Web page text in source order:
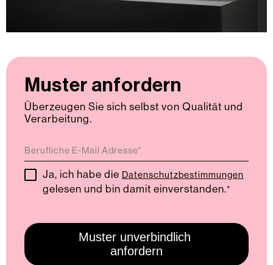
Muster anfordern
Überzeugen Sie sich selbst von Qualität und
Verarbeitung.
Ja, ich habe die Datenschutzbestimmungen
gelesen und bin damit einverstanden.*